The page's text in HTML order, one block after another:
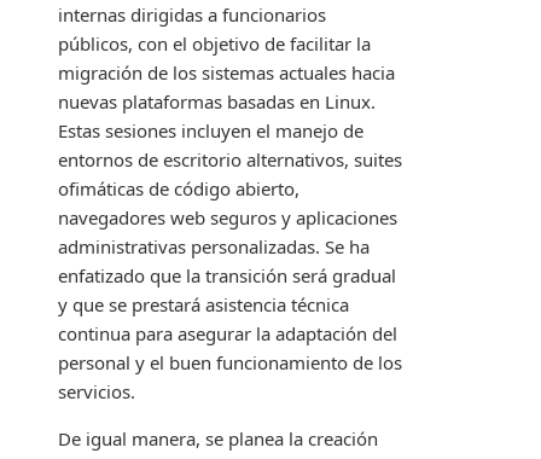
internas dirigidas a funcionarios
públicos, con el objetivo de facilitar la
migración de los sistemas actuales hacia
nuevas plataformas basadas en Linux.
Estas sesiones incluyen el manejo de
entornos de escritorio alternativos, suites
ofimáticas de código abierto,
navegadores web seguros y aplicaciones
administrativas personalizadas. Se ha
enfatizado que la transición será gradual
y que se prestará asistencia técnica
continua para asegurar la adaptación del
personal y el buen funcionamiento de los
servicios.
De igual manera, se planea la creación